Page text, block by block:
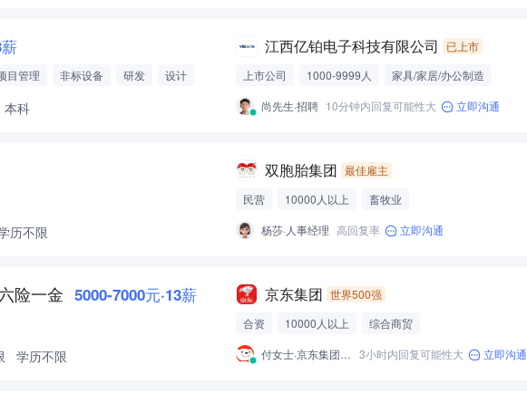
目管理 非标设备 研发
设计
本科
江西亿铂电子科技有限公司
已上市
上市公司
1000-9999人
家具/家居/办公制造
尚先生·招聘 10分钟内回复可能性大 立即沟通
历不限
双胞胎集团 最佳雇主
民营
10000人以上
畜牧业
杨莎·人事经理 高回复率 立即沟通
险一金 5000-7000元·13薪
学历不限
京东集团 世界500强
合资
10000人以上
综合商贸
付女士·京东集团物流人力资源部招聘专员 3小时内回复可能性大 立即沟通